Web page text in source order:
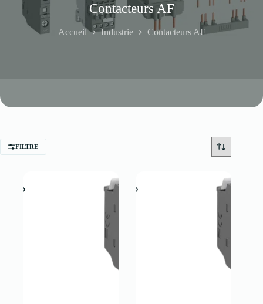
Contacteurs AF
Accueil Industrie Contacteurs AF
FILTRE